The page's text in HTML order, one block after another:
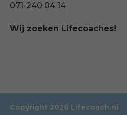
071-240 04 14
Wij zoeken Lifecoaches!
Copyright 2026 Lifecoach.nl